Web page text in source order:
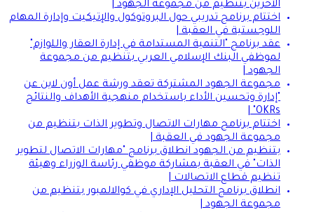
الآخرين بتنظيم من مجموعة الجهود |
اختتام برنامج تدريبي حول البروتوكول والإتيكيت وإدارة المهام
اللوجستية في العقبة |
عقد برنامج "التنمية المستدامة في إدارة العقار واللوازم"
لموظفي البنك الإسلامي العربي بتنظيم من مجموعة
الجهود |
مجموعة الجهود المشتركة تعقد ورشة عمل أون لاين عن
"إدارة وتحسين الأداء باستخدام منهجية الأهداف والنتائج
OKRs" |
اختتام برنامج مهارات الاتصال وتطوير الذات بتنظيم من
مجموعة الجهود في العقبة |
بتنظيم من الجهود انطلاق برنامج "مهارات الاتصال لتطوير
الذات" في العقبة بمشاركة موظفي رئاسة الوزراء وهيئة
تنظيم قطاع الاتصالات |
انطلاق برنامج التحليل الإداري في كوالالمبور بتنظيم من
مجموعة الجهود |